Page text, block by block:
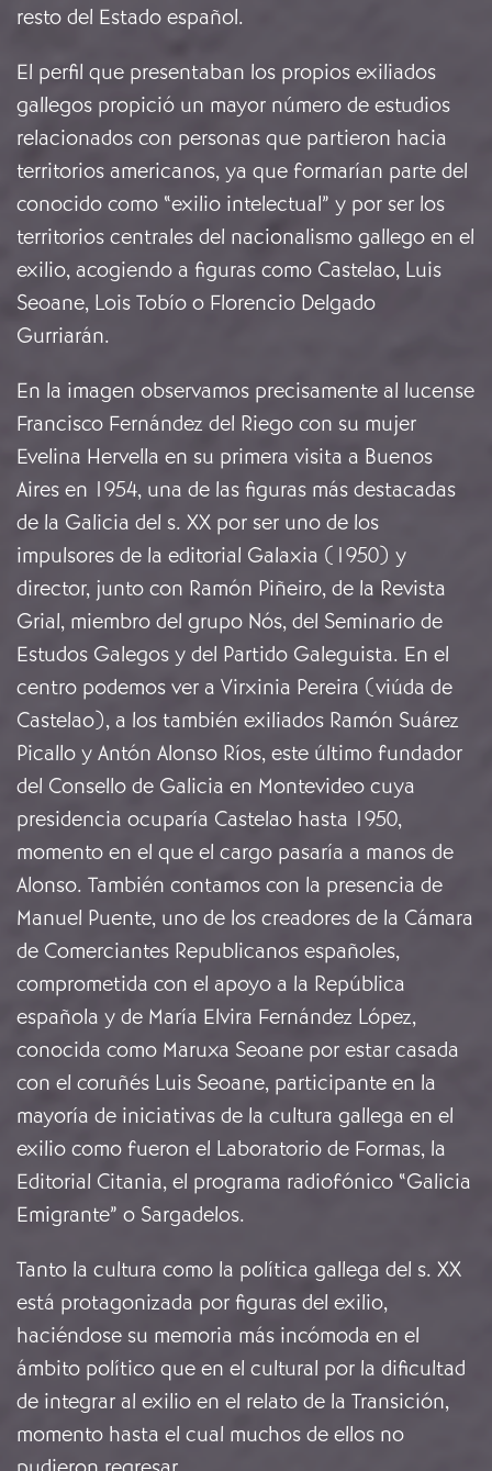
resto del Estado español.
El perfil que presentaban los propios exiliados
gallegos propició un mayor número de estudios
relacionados con personas que partieron hacia
territorios americanos, ya que formarían parte del
conocido como “exilio intelectual” y por ser los
territorios centrales del nacionalismo gallego en el
exilio, acogiendo a figuras como Castelao, Luis
Seoane, Lois Tobío o Florencio Delgado
Gurriarán.
En la imagen observamos precisamente al lucense
Francisco Fernández del Riego con su mujer
Evelina Hervella en su primera visita a Buenos
Aires en 1954, una de las figuras más destacadas
de la Galicia del s. XX por ser uno de los
impulsores de la editorial Galaxia (1950) y
director, junto con Ramón Piñeiro, de la Revista
Grial, miembro del grupo Nós, del Seminario de
Estudos Galegos y del Partido Galeguista. En el
centro podemos ver a Virxinia Pereira (viúda de
Castelao), a los también exiliados Ramón Suárez
Picallo y Antón Alonso Ríos, este último fundador
del Consello de Galicia en Montevideo cuya
presidencia ocuparía Castelao hasta 1950,
momento en el que el cargo pasaría a manos de
Alonso. También contamos con la presencia de
Manuel Puente, uno de los creadores de la Cámara
de Comerciantes Republicanos españoles,
comprometida con el apoyo a la República
española y de María Elvira Fernández López,
conocida como Maruxa Seoane por estar casada
con el coruñés Luis Seoane, participante en la
mayoría de iniciativas de la cultura gallega en el
exilio como fueron el Laboratorio de Formas, la
Editorial Citania, el programa radiofónico “Galicia
Emigrante” o Sargadelos.
Tanto la cultura como la política gallega del s. XX
está protagonizada por figuras del exilio,
haciéndose su memoria más incómoda en el
ámbito político que en el cultural por la dificultad
de integrar al exilio en el relato de la Transición,
momento hasta el cual muchos de ellos no